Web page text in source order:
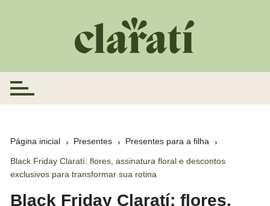
Página inicial Presentes Presentes para a filha
Black Friday Claratí: flores, assinatura floral e descontos
exclusivos para transformar sua rotina
Black Friday Claratí: flores,